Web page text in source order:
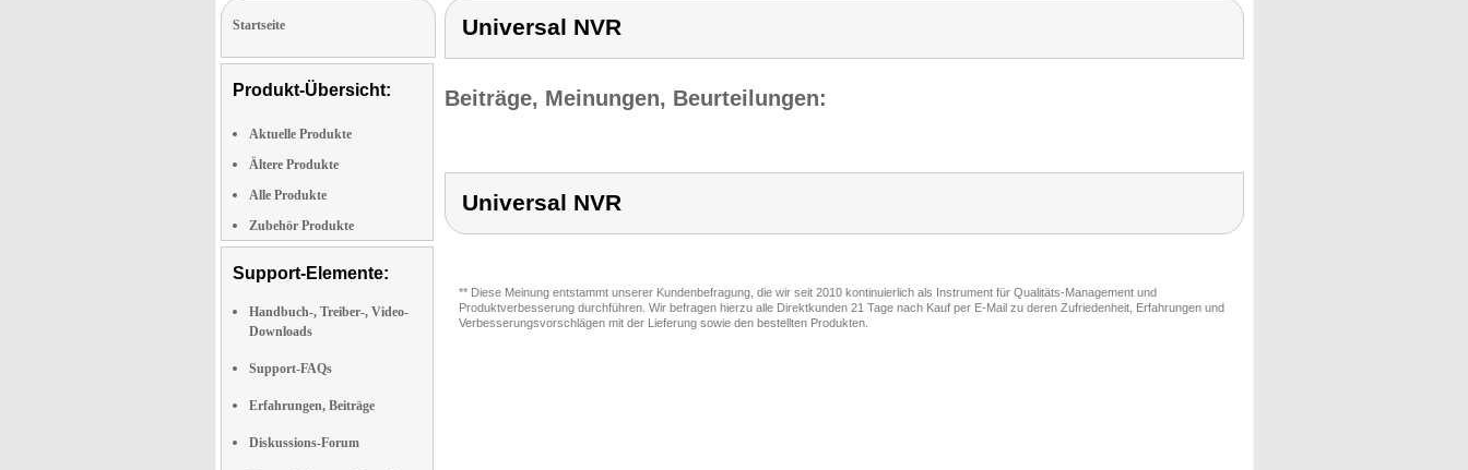
Startseite
Produkt-Übersicht:
Aktuelle Produkte
Ältere Produkte
Alle Produkte
Zubehör Produkte
Support-Elemente:
Handbuch-, Treiber-, Video-
Downloads
Support-FAQs
Erfahrungen, Beiträge
Diskussions-Forum
Universal NVR
Beiträge, Meinungen, Beurteilungen:
Universal NVR
** Diese Meinung entstammt unserer Kundenbefragung, die wir seit 2010 kontinuierlich als Instrument für Qualitäts-Management und
Produktverbesserung durchführen. Wir befragen hierzu alle Direktkunden 21 Tage nach Kauf per E-Mail zu deren Zufriedenheit, Erfahrungen und
Verbesserungsvorschlägen mit der Lieferung sowie den bestellten Produkten.